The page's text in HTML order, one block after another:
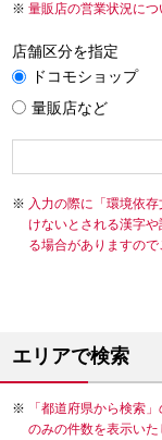
量販店の営業状況につ
店舗区分を指定
ドコモショップ
量販店など
入力の際に「環境依
けないとされる漢字
る場合がありますので
エリアで検索
「都道府県から検索
のみの件数を表示い